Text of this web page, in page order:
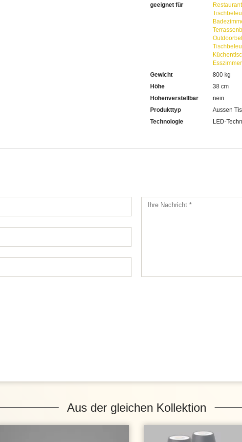
geeignet für
Gewicht
800 kg
Höhe
38 cm
Höhenverstellbar
nein
Produkttyp
Aussen
Technologie
LED-
Aus der gleichen Kollektion